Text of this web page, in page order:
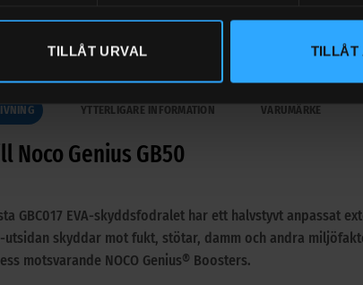
TILLÅT URVAL TILLÅT
YTTERLIGARE INFORMATION VARUMÄRKE
Noco Genius GB50
GBC017 EVA-skyddsfodralet har ett halvstyvt anpassat
utsidan skyddar mot fukt, stötar, damm och andra
motsvarande NOCO Genius® Boosters.